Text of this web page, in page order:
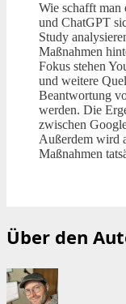
Wie schafft
und ChatGPT
Study
Maßnahmen
Fokus stehen
und weitere
Beantwortung
werden. Die
zwischen
Außerdem wird
Maßnahmen
Über den